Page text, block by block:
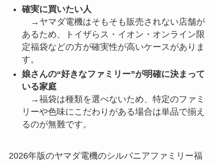
確実に買いたい人
→ヤマダ電機はそもそも販売されない店舗が
あるため、トイザらス・イオン・オンライン限
定福袋などの方が確実性が高いケースがありま
す。
娘さんの“好きなファミリー”が明確に決まって
いる家庭
→福袋は種類を選べないため、特定のファミ
リーや色味にこだわりがある場合は単品で揃え
るのが無難です。
2026年版のヤマダ電機のシルバニアファミリー福